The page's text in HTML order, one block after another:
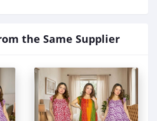
the Same Supplier